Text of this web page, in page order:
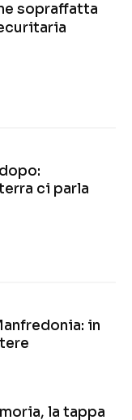
sopraffatta
ci parla
in
la tappa